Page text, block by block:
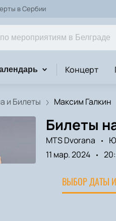
в Сербии
Концерт
и Билеты Максим Галкин
Билеты
MTS Dvorana
11 мар. 2024
ВЫБОР ДАТЫ